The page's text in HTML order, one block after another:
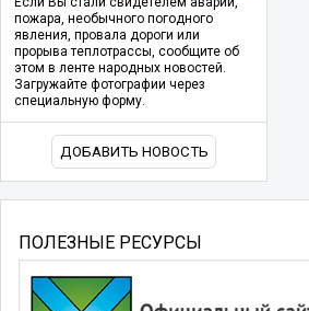
пожара, необычного погодного
явления, провала дороги или
прорыва теплотрассы, сообщите об
этом в ленте народных новостей.
Загружайте фотографии через
специальную форму.
ДОБАВИТЬ НОВОСТЬ
ПОЛЕЗНЫЕ РЕСУРСЫ